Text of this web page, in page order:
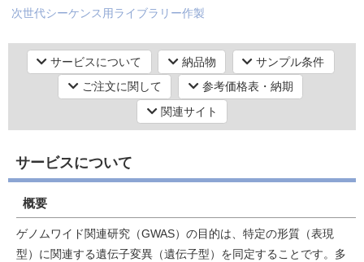
次世代シーケンス用ライブラリー作製
次世代シーケンス（NGS）解析【データ解析・その他】
次世代シーケンス解析
シーケンス（塩基配列）解析
次世代シーケンス（NGS）解析【ゲノムDNAシーケンス】
サービスについて 納品物
サンプル条件
ご注文に関して
参考価格表・納期
関連サイト
サービスについて
概要
ゲノムワイド関連研究（GWAS）の目的は、特定の形質（表現
型）に関連する遺伝子変異（遺伝子型）を同定することです。多
ラボプランニング
ワケンG オンラインショップ
和研薬 ホームページ